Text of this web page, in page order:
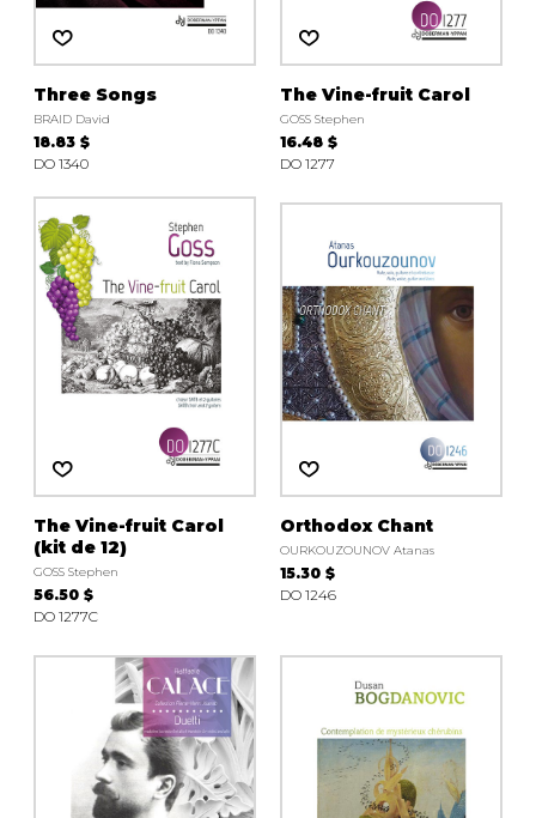
Three Songs
BRAID David
18.83 $
DO 1340
The Vine-fruit Carol
GOSS Stephen
16.48 $
DO 1277
The Vine-fruit Carol
(kit de 12)
GOSS Stephen
56.50 $
DO 1277C
Orthodox Chant
OURKOUZOUNOV Atanas
15.30 $
DO 1246